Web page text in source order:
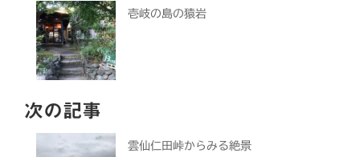
壱岐の島の猿岩
次の記事
雲仙仁田峠からみる絶景